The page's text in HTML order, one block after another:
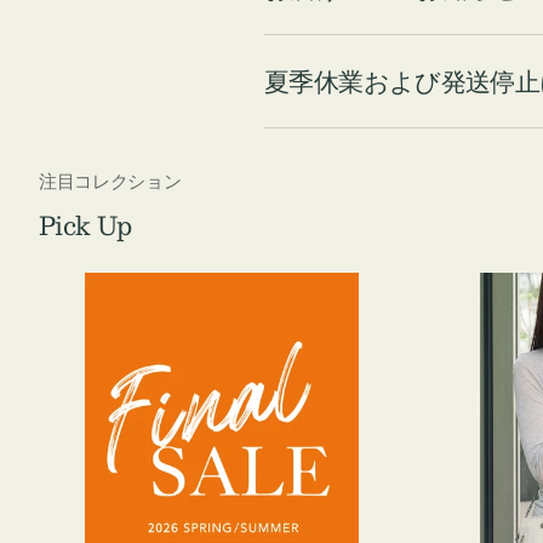
夏季休業および発送停
注目コレクション
Pick Up